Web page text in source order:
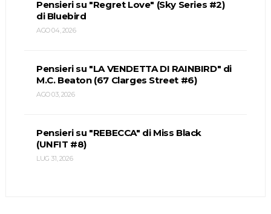
Pensieri su "Regret Love" (Sky Series #2)
di Bluebird
AGO 04, 2026
Pensieri su "LA VENDETTA DI RAINBIRD" di
M.C. Beaton (67 Clarges Street #6)
AGO 03, 2026
Pensieri su "REBECCA" di Miss Black
(UNFIT #8)
LUG 31, 2026